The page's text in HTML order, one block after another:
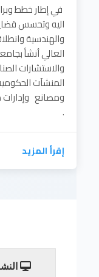
في إطار خطط
اليه وتحسس
والهندسية
العالي اُنشأ
والاستشارات
المنشآت
ومصانع وإدارات
.
إقرأ المزيد